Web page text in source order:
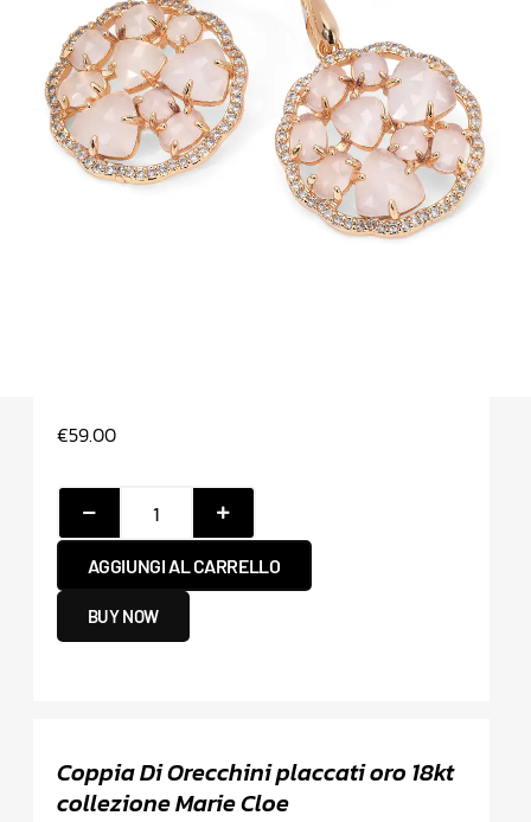
€59.00
BUY NOW
AGGIUNGI AL CARRELLO
Coppia Di Orecchini placcati oro 18kt
collezione Marie Cloe